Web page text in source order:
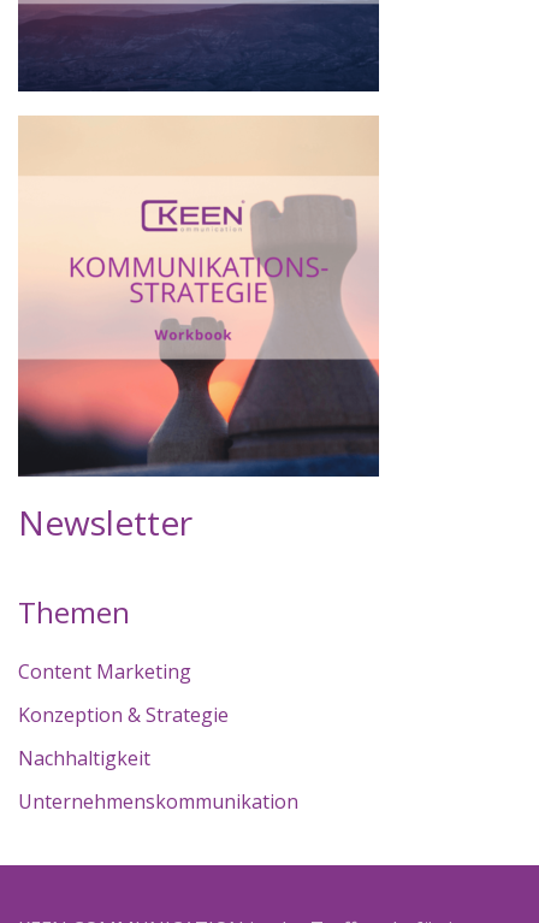
Newsletter
Themen
Content Marketing
Konzeption & Strategie
Nachhaltigkeit
Unternehmenskommunikation